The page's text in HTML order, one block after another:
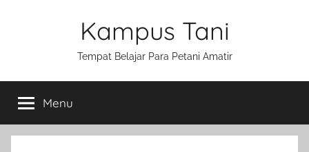
Kampus Tani
Tempat Belajar Para Petani Amatir
Menu